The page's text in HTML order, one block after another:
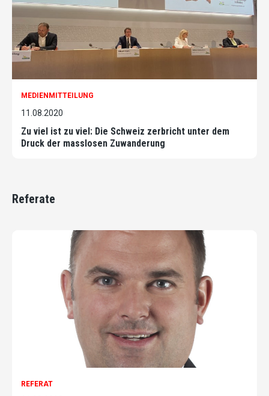
MEDIENMITTEILUNG
11.08.2020
Zu viel ist zu viel: Die Schweiz zerbricht unter dem
Druck der masslosen Zuwanderung
Referate
REFERAT